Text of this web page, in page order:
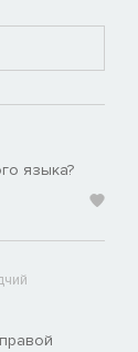
языка?